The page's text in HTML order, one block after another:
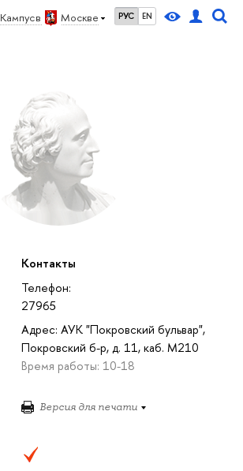
Кампус в Москве РУС EN
Контакты
Телефон:
27965
Адрес: АУК "Покровский бульвар",
Покровский б-р, д. 11, каб. M210
Время работы: 10-18
Версия для печати